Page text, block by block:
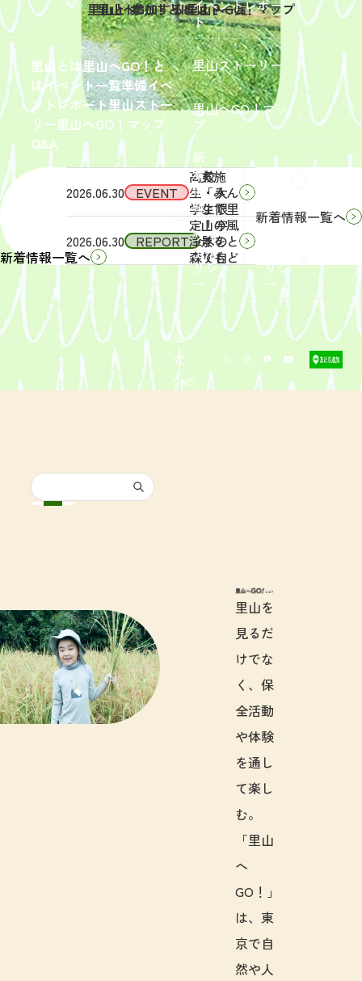
里山とは里山へGO！と
はイベント一覧準備イベ
ントレポート里山ストー
リー里山へGO！マップ
Q&A
イベントレポー
ト
里山ストーリー
里山へGO！マッ
プ
新
着
情
報
サイ
トポ
リシ
ー
リシ
ー
公
式
SNS
里山とは
里山へGO！とは
参加するには？
イベント一覧
里山へGO！マップ
新着情報一覧へ
2026.06.30 EVENT
2026年9
月19日
（土）
開催
「【東
京ポイ
ント対
象】中
学生・
高校
生・大
学生限
定！宇
津木の
森で自
然体
験！」
募集を
開始し
まし
2026.06.30 REPORT
2026年
6月13
（土）
実施
「みん
なで里
山の風
景をと
りもど
そ
う！」
活動レ
ポート
を掲載
しまし
た。
新着情報一覧へ
里山へGO!と
里山を
見るだ
けでな
く、保
全活動
や体験
を通し
て楽し
む。
「里山
へ
GO！」
は、東
京で自
然や人